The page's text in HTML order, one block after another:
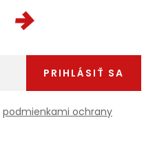
podmienkami ochrany
PRIHLÁSIŤ SA